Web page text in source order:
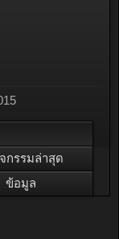
กรรมล่าสุด
ข้อมูล